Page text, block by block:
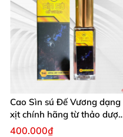
Cao Sìn sú Đế Vương dạng
xịt chính hãng từ thảo dược
Ê Đê Việt Nam
400.000₫